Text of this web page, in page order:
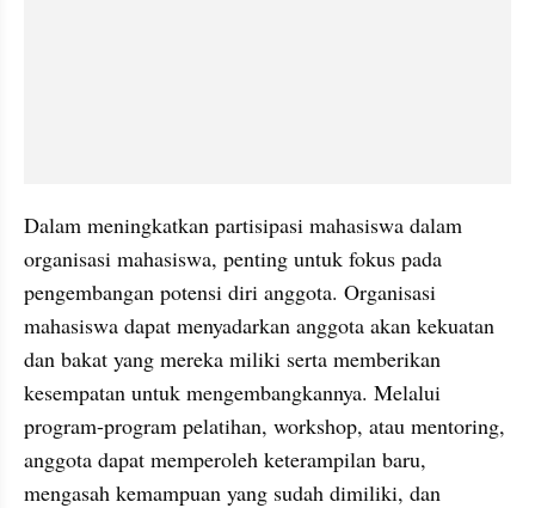
Dalam meningkatkan partisipasi mahasiswa dalam
organisasi mahasiswa, penting untuk fokus pada
pengembangan potensi diri anggota. Organisasi
mahasiswa dapat menyadarkan anggota akan kekuatan
dan bakat yang mereka miliki serta memberikan
kesempatan untuk mengembangkannya. Melalui
program-program pelatihan, workshop, atau mentoring,
anggota dapat memperoleh keterampilan baru,
mengasah kemampuan yang sudah dimiliki, dan